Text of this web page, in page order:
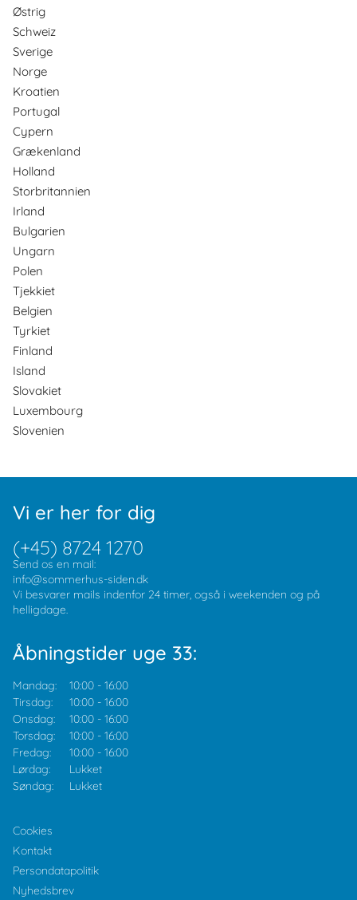
Østrig
Schweiz
Sverige
Norge
Kroatien
Portugal
Cypern
Grækenland
Holland
Storbritannien
Irland
Bulgarien
Ungarn
Polen
Tjekkiet
Belgien
Tyrkiet
Finland
Island
Slovakiet
Luxembourg
Slovenien
Vi er her for dig
(+45) 8724 1270
Send os en mail:
info@sommerhus-siden.dk
Vi besvarer mails indenfor 24 timer, også i weekenden og på
helligdage.
Åbningstider uge 33:
Mandag: 10:00 - 16:00
Tirsdag:
10:00 - 16:00
Onsdag:
10:00 - 16:00
Torsdag:
10:00 - 16:00
Fredag:
10:00 - 16:00
Lørdag:
Lukket
Søndag:
Lukket
Cookies
Kontakt
Persondatapolitik
Nyhedsbrev